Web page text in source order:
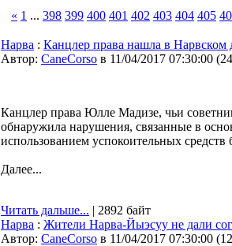
« 1 ... 398 399 400 401 402 403 404 405
Нарва : Канцлер права нашла в Нарвском
Автор: CaneCorso в 11/04/2017 07:30:00 (
Канцлер права Юлле Мадизе, чьи
обнаружила нарушения, связанные в
использованием успокоительных средств
Далее...
Читать дальше... | 2892 байт
Нарва : Жители Нарва-Йыэсуу не дали
Автор: CaneCorso в 11/04/2017 07:30:00 (